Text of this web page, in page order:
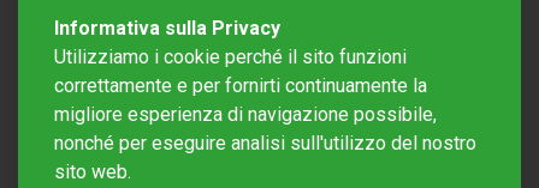
Informativa sulla Privacy
Utilizziamo i cookie perché il sito funzioni
correttamente e per fornirti continuamente la
migliore esperienza di navigazione possibile,
nonché per eseguire analisi sull'utilizzo del nostro
sito web.